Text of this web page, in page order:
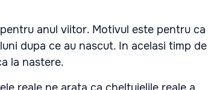
anul viitor. Motivul este pentru ca
dupa ce au nascut. In acelasi timp de
la nastere.